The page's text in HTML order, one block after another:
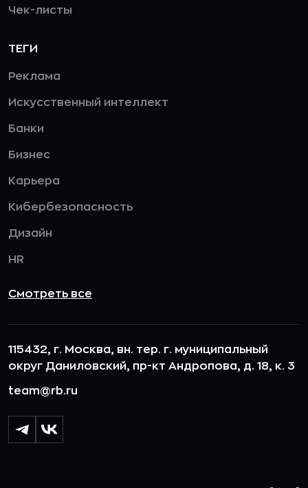
Чек-листы
ТЕГИ
Реклама
Искусственный интеллект
Банки
Бизнес
Карьера
Кибербезопасность
Дизайн
HR
Смотреть все
115432, г. Москва, вн. тер. г. муниципальный
округ Даниловский, пр-кт Андропова, д. 18, к. 3
team@rb.ru